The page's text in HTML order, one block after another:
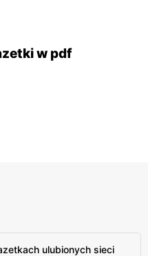
w pdf
ulubionych sieci